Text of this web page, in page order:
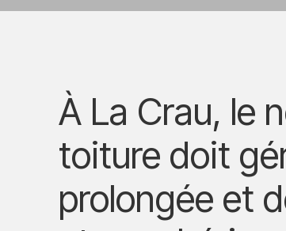
À La Crau, le
toiture doit
prolongée et